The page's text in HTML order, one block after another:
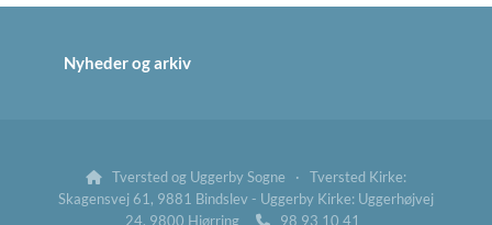
Nyheder og arkiv

Tversted og Uggerby Sogne · Tversted Kirke:
Skagensvej 61, 9881 Bindslev - Uggerby Kirke: Uggerhøjvej
24, 9800 Hjørring
 98 93 10 41